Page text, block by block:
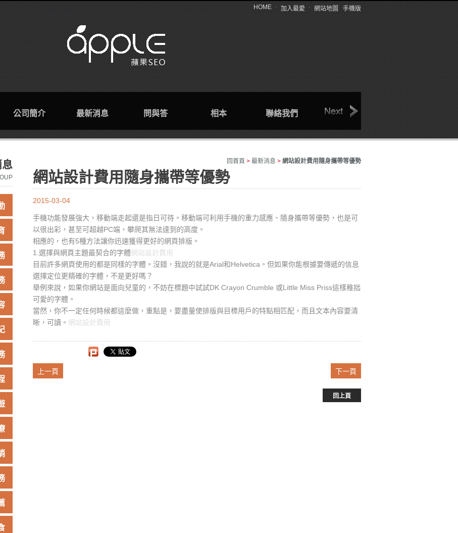
HOME 加入最愛 網站地圖 手機版
公司簡介 最新消息 問與答 相本 聯絡我們 回首頁
回首頁 > 最新消息 > 網站設計費用隨身攜帶等優勢
網站設計費用隨身攜帶等優勢
2015-03-04
手機功能發展強大，移動端走起還是指日可待。移動端可利用手機的重力感應、隨身攜帶等優勢，也是可
以很出彩，甚至可超越PC端，攀爬其無法達到的高度。
相應的，也有5種方法讓你迅速獲得更好的網頁排版。
1.選擇與網頁主題最契合的字體網站設計費用
目前許多網頁使用的都是同樣的字體。沒錯，我說的就是Arial和Helvetica。但如果你能根據要傳遞的信息
選擇定位更精確的字體，不是更好嗎？
舉例來說，如果你網站是面向兒童的，不妨在標題中試試DK Crayon Crumble 或Little Miss Priss這樣稚拙
可愛的字體。
當然，你不一定任何時候都這麼做，重點是，要盡量使排版與目標用戶的特點相匹配，而且文本內容要清
晰，可讀。 網站設計費用
上一頁 下一頁
回上頁